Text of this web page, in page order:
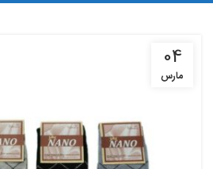
04
مارس